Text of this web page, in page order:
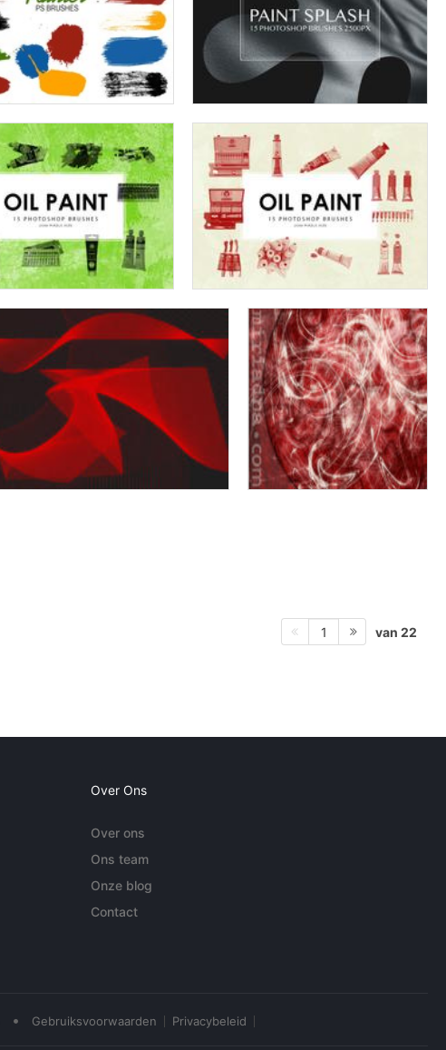
1 van 22
Over Ons
Over ons
Ons team
Onze blog
Contact
• Gebruiksvoorwaarden Privacybeleid